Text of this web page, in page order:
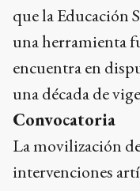
que la Educación
una herramienta
encuentra en
una década de
Convocatoria
La movilización
intervenciones